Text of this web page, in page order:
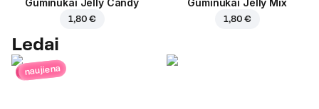
Guminukai Jelly Candy
1,80 €
Guminukai Jelly Mix
1,80 €
Ledai
naujiena